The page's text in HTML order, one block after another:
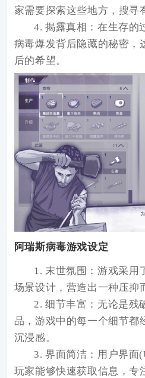
家需要探索这些地方，搜寻
4. 揭露真相：在生存的
病毒爆发背后隐藏的秘密，
后的希望。
阿瑞斯病毒游戏设定
1. 末世氛围：游戏采用
场景设计，营造出一种压抑
2. 细节丰富：无论是残
品，游戏中的每一个细节都
沉浸感。
3. 界面简洁：用户界面
玩家能够快速获取信息，专